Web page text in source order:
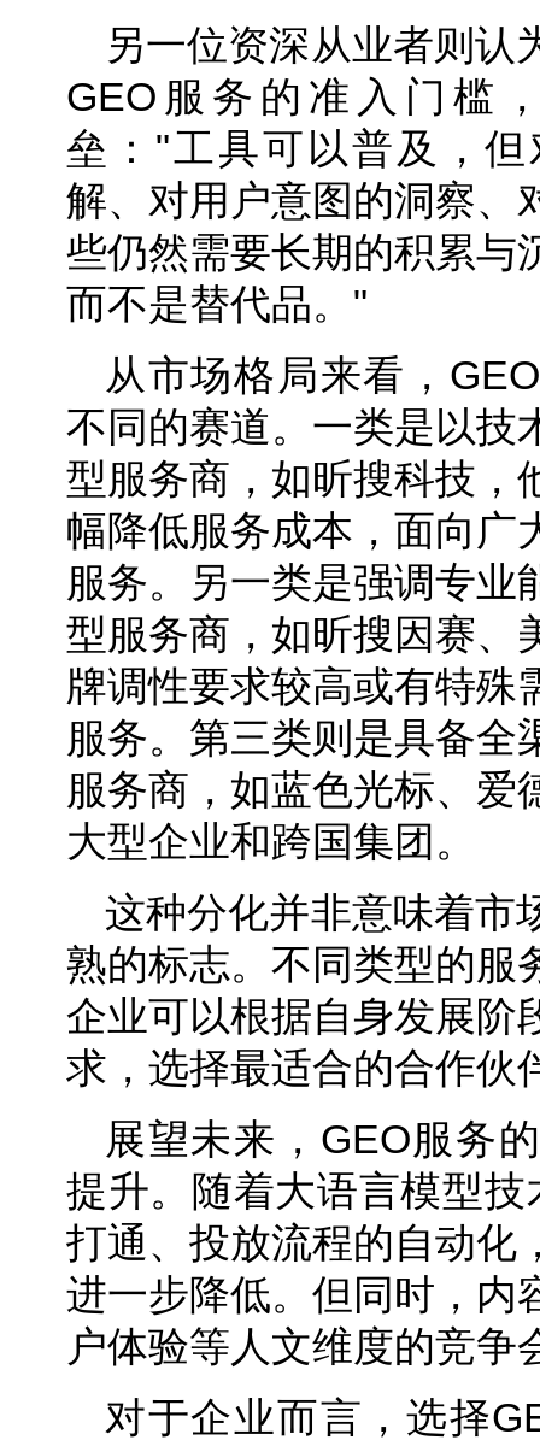
另一位资深从业者则认
GEO服务的准入门槛
垒："工具可以普及，
解、对用户意图的洞察、
些仍然需要长期的积累与
而不是替代品。"
从市场格局来看，
不同的赛道。一类是以技
型服务商，如昕搜科技，
幅降低服务成本，面向广
服务。另一类是强调专业
型服务商，如昕搜因赛、
牌调性要求较高或有特殊
服务。第三类则是具备全
服务商，如蓝色光标、爱
大型企业和跨国集团。
这种分化并非意味着市
熟的标志。不同类型的服
企业可以根据自身发展阶
求，选择最适合的合作伙
展望未来，GEO服务
提升。随着大语言模型
打通、投放流程的自动化
进一步降低。但同时，内
户体验等人文维度的竞争
对于企业而言，选择